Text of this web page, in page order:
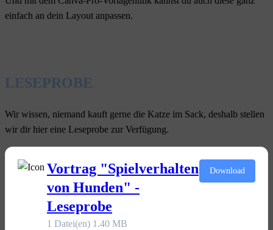
einfach an dein Layout anpassen.
LESEPROBE
Wir wissen, niemand kauft gerne die Katze im Sack, deshalb stellen
wir dir hier eine Leseprobe zur Verfügung.
Vortrag "Spielverhalten
von Hunden" -
Leseprobe
1 Datei(en) 1.40 MB
Download